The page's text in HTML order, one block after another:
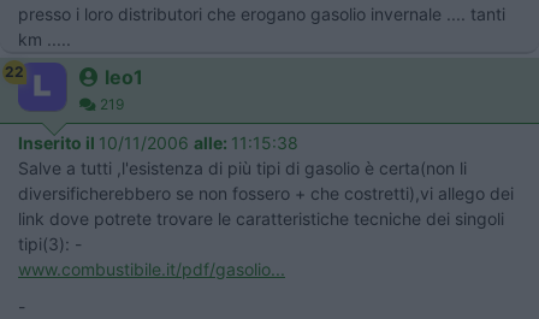
presso i loro distributori che erogano gasolio invernale .... tanti
km .....
22 leo1
219
Inserito il 10/11/2006 alle: 11:15:38
Salve a tutti ,l'esistenza di più tipi di gasolio è certa(non li
diversificherebbero se non fossero + che costretti),vi allego dei
link dove potrete trovare le caratteristiche tecniche dei singoli
tipi(3): -
www.combustibile.it/pdf/gasolio...
-